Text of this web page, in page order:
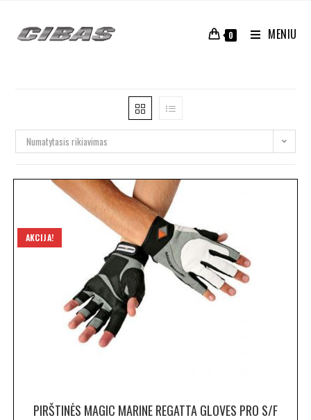
0 MENIU
Numatytasis rikiavimas
AKCIJA!
PIRŠTINĖS MAGIC MARINE REGATTA GLOVES PRO S/F